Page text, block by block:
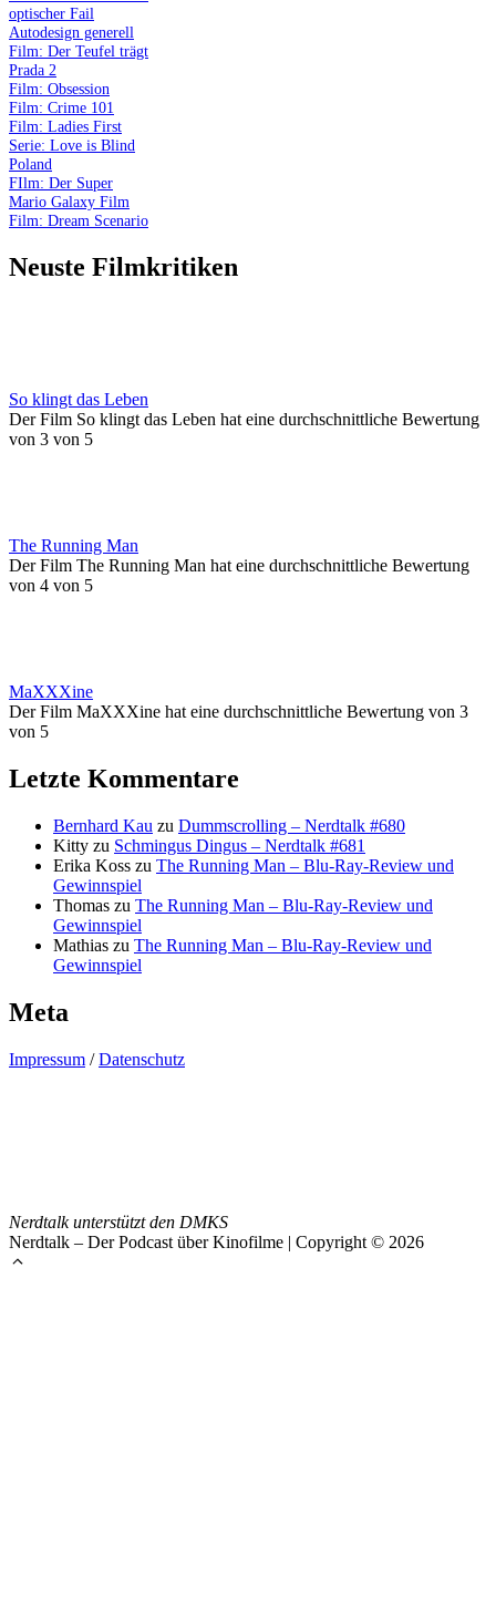
optischer Fail
Autodesign generell
Film: Der Teufel trägt
Prada 2
Film: Obsession
Film: Crime 101
Film: Ladies First
Serie: Love is Blind
Poland
FIlm: Der Super
Mario Galaxy Film
Film: Dream Scenario
Neuste Filmkritiken
So klingt das Leben
Der Film So klingt das Leben hat eine durchschnittliche Bewertung
von 3 von 5
The Running Man
Der Film The Running Man hat eine durchschnittliche Bewertung
von 4 von 5
MaXXXine
Der Film MaXXXine hat eine durchschnittliche Bewertung von 3
von 5
Letzte Kommentare
Bernhard Kau zu Dummscrolling – Nerdtalk #680
Kitty zu Schmingus Dingus – Nerdtalk #681
Erika Koss zu The Running Man – Blu-Ray-Review und
Gewinnspiel
Thomas zu The Running Man – Blu-Ray-Review und
Gewinnspiel
Mathias zu The Running Man – Blu-Ray-Review und
Gewinnspiel
Meta
Impressum /Datenschutz
Nerdtalk unterstützt den DMKS
Nerdtalk – Der Podcast über Kinofilme | Copyright © 2026